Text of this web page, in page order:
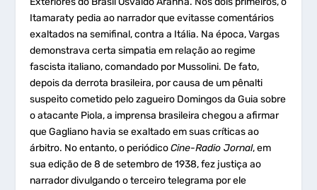
Itamaraty pedia ao narrador que evitasse comentários
exaltados na semifinal, contra a Itália. Na época, Vargas
demonstrava certa simpatia em relação ao regime
fascista italiano, comandado por Mussolini. De fato,
depois da derrota brasileira, por causa de um pênalti
suspeito cometido pelo zagueiro Domingos da Guia sobre
o atacante Piola, a imprensa brasileira chegou a afirmar
que Gagliano havia se exaltado em suas críticas ao
árbitro. No entanto, o periódicoCine-Radio Jornal, em
sua edição de 8 de setembro de 1938, fez justiça ao
narrador divulgando o terceiro telegrama por ele